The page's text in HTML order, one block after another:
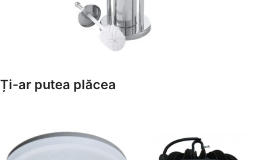
Suporți Hârtie Igenică
Ți-ar putea plăcea